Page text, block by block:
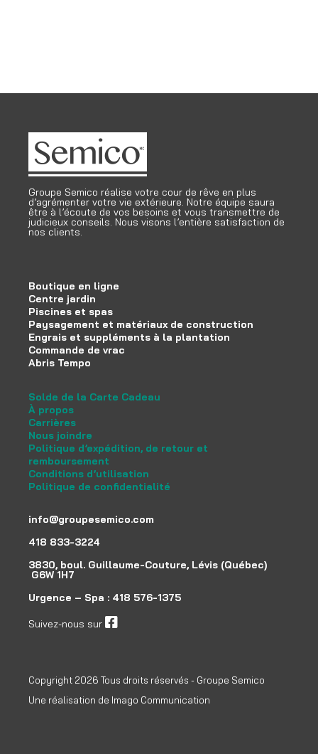
Groupe Semico réalise votre cour de rêve en plus
d’agrémenter votre vie extérieure. Notre équipe saura
être à l’écoute de vos besoins et vous transmettre de
judicieux conseils. Nous visons l’entière satisfaction de
nos clients.
Boutique en ligne
Centre jardin
Piscines et spas
Paysagement et matériaux de construction
Engrais et suppléments à la plantation
Commande de vrac
Abris Tempo
Solde de la Carte Cadeau
À propos
Carrières
Nous joindre
Politique d’expédition, de retour et
remboursement
Conditions d’utilisation
Politique de confidentialité
info@groupesemico.com
418 833-3224
3830, boul. Guillaume-Couture, Lévis (Québec)
G6W 1H7
Urgence – Spa : 418 576-1375
Suivez-nous sur
Copyright 2026 Tous droits réservés - Groupe Semico
Une réalisation de Imago Communication